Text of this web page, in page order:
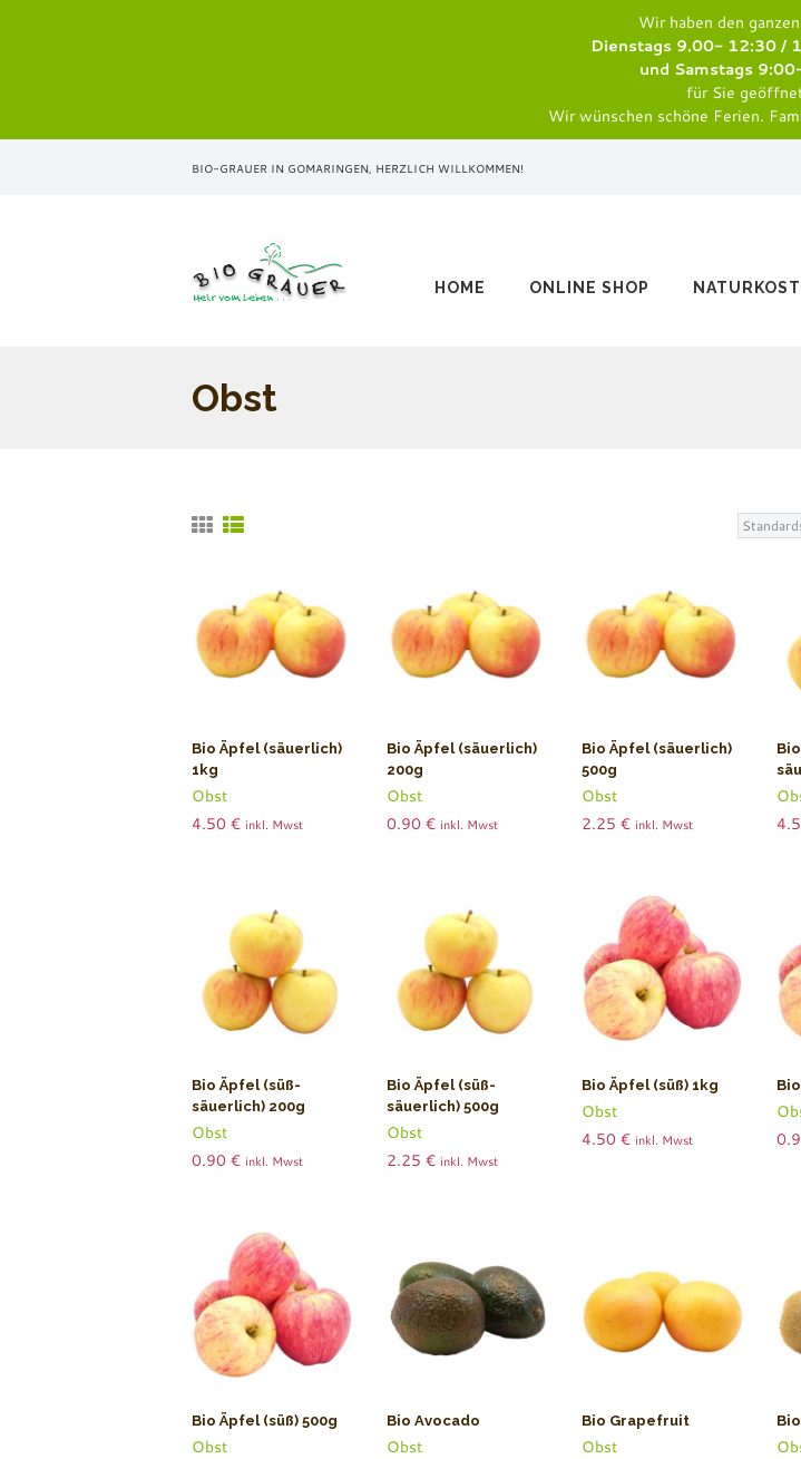
Wir haben den
Dienstags 9.00- 12:30 /
und Samstags
für Sie
Wir wünschen schöne Ferien.
BIO-GRAUER IN GOMARINGEN, HERZLICH WILLKOMMEN!
HOME ONLINE SHOP
Obst
Bio Äpfel (säuerlich)
1kg
Obst
4.50 € inkl. Mwst
Bio Äpfel (säuerlich)
200g
Obst
0.90 € inkl. Mwst
Bio Äpfel (säuerlich)
500g
Obst
2.25 € inkl. Mwst
Bio Äpfel (süß-
säuerlich) 200g
Obst
0.90 € inkl. Mwst
Bio Äpfel (süß-
säuerlich) 500g
Obst
2.25 € inkl. Mwst
Bio Äpfel (süß) 1kg
Obst
4.50 € inkl. Mwst
Bio Äpfel (süß) 500g
Obst
Bio Avocado
Obst
Bio Grapefruit
Obst